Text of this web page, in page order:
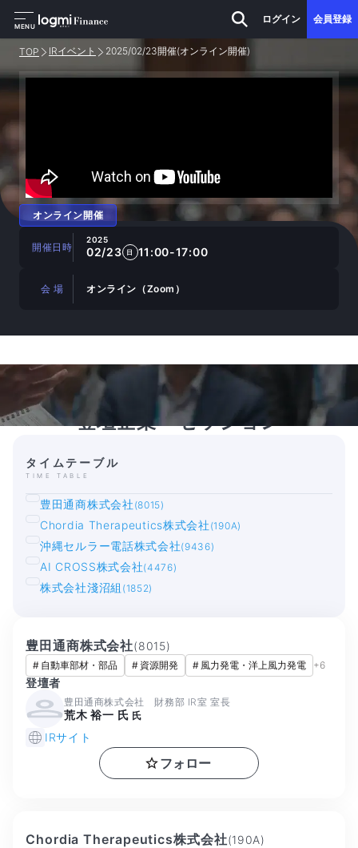
MENU
ログイン 会員登録
TOP IRイベント 2025/02/23開催(オンライン開催)
オンライン開催
開催日時
2025
02/23 日 11:00-17:00
会 場 オンライン（Zoom）
登壇企業・セッション
タイムテーブル
TIME TABLE
豊田通商株式会社 (8015)
Chordia Therapeutics株式会社 (190A)
沖縄セルラー電話株式会社(9436)
AI CROSS株式会社(4476)
株式会社淺沼組 (1852)
豊田通商株式会社(8015)
# 自動車部材・部品 # 資源開発 # 風力発電・洋上風力発電 +6
登壇者
豊田通商株式会社 財務部 IR室 室長
荒木 裕一 氏 氏
IRサイト
フォロー
Chordia Therapeutics株式会社(190A)